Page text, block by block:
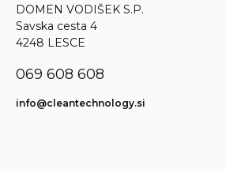
DOMEN VODIŠEK S.P.
Savska cesta 4
4248 LESCE
069 608 608
info@cleantechnology.si